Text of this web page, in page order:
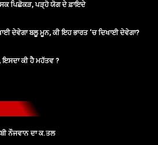
ਪਿਛੋਕੜ, ਪੜ੍ਹੋ ਯੋਗ ਦੇ ਫ਼ਾਇਦੇ
ਦੇਵੇਗਾ ਬਲੂ ਮੂਨ, ਕੀ ਇਹ ਭਾਰਤ ‘ਚ ਦਿਖਾਈ ਦੇਵੇਗਾ?
ਕੀ ਹੈ ਮਹੱਤਵ ?
ਨੌਜਵਾਨ ਦਾ ਕ.ਤਲ